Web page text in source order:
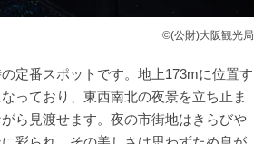
©(公財)大阪観光局
定番スポットです。地上173mに位置す
っており、東西南北の夜景を立ち止ま
ら見渡せます。夜の市街地はきらびや